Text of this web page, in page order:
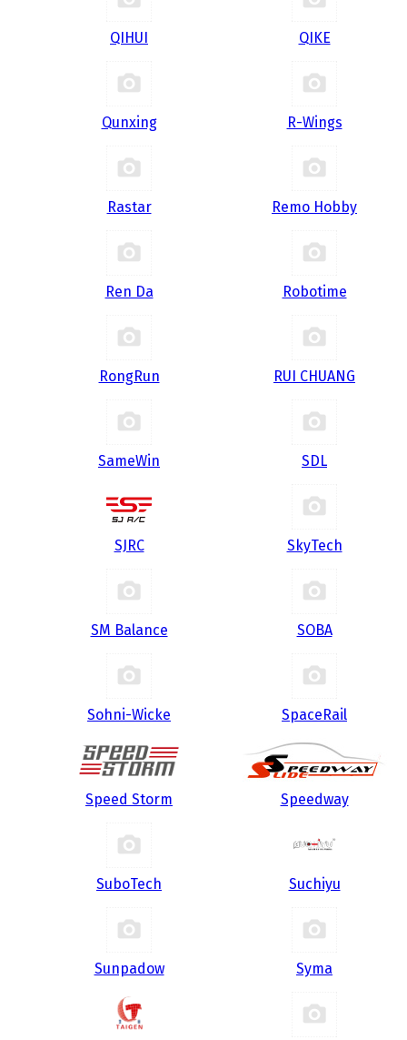
QIHUI QIKE
Qunxing R-Wings
Rastar Remo Hobby
Ren Da Robotime
RongRun RUI CHUANG
SameWin SDL
SJRC SkyTech
SM Balance SOBA
Sohni-Wicke SpaceRail
Speed Storm Speedway
SuboTech Suchiyu
Sunpadow Syma